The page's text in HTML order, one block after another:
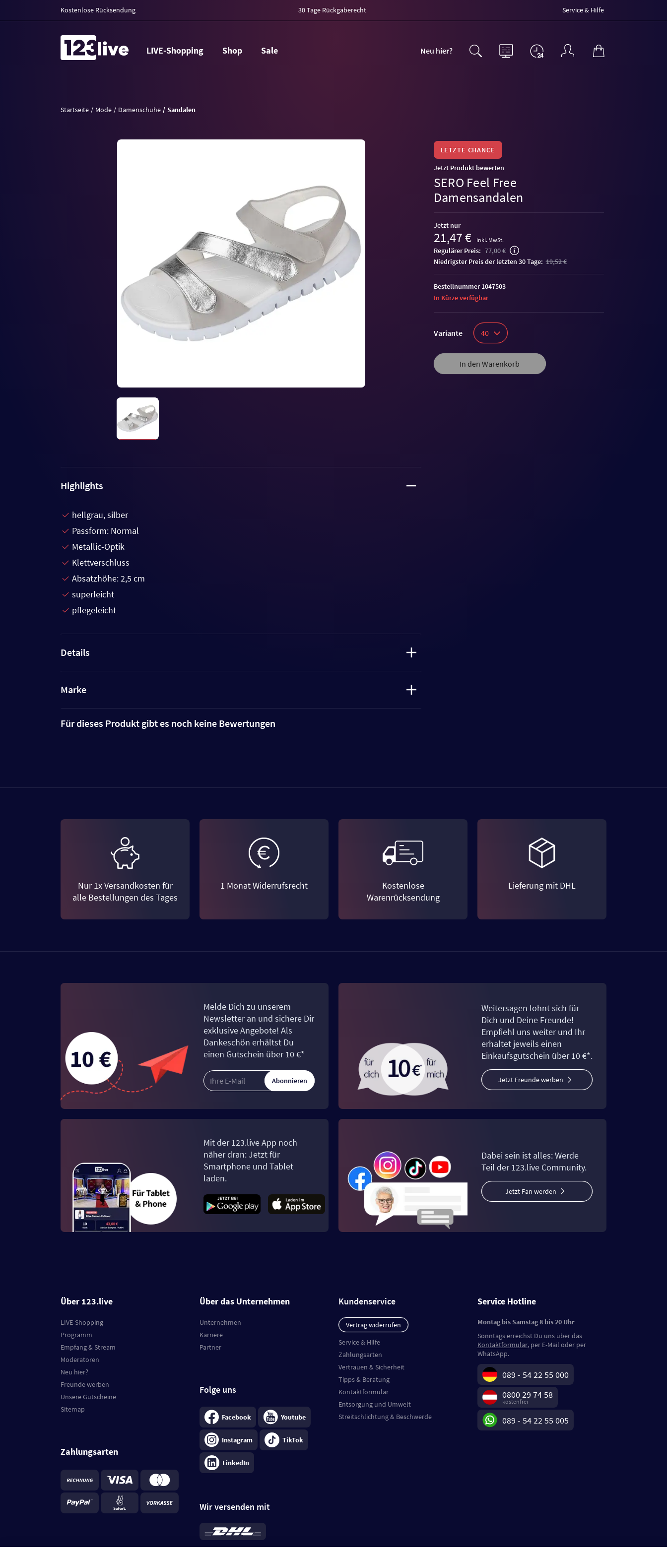
Kostenlose Rücksendung 30 Tage Rückgaberecht Service & Hilfe
LIVE-Shopping Shop Sale Neu hier?
Startseite Mode Damenschuhe Sandalen
LETZTE CHANCE
Jetzt Produkt bewerten
SERO Feel Free
Damensandalen
Jetzt nur
21,47 € inkl. MwSt.
Regulärer Preis: 77,00 €
niedrigster Preis der letzten 30 Tage: 19,52 €
Variante 40
In den Warenkorb
Bestellnummer 1047503
In Kürze verfügbar
Highlights
hellgrau, silber
Passform: Normal
Metallic-Optik
Klettverschluss
Absatzhöhe: 2,5 cm
superleicht
pflegeleicht
Details
Marke
Für dieses Produkt gibt es noch keine Bewertungen
Nur 1x Versandkosten für
alle Bestellungen des Tages
1 Monat Widerrufsrecht
Kostenlose
Warenrücksendung
Lieferung mit DHL
Melde Dich zu unserem
Newsletter an und sichere Dir
exklusive Angebote! Als
Dankeschön erhältst Du
einen Gutschein über 10 €*
Abonnieren
Weitersagen lohnt sich für
Dich und Deine Freunde!
Empfiehl uns weiter und Ihr
erhaltet jeweils einen
Einkaufsgutschein über 10 €*.
Jetzt Freunde werben
Mit der 123.live App noch
näher dran: Jetzt für
Smartphone und Tablet
laden.
Dabei sein ist alles: Werde
Teil der 123.live Community.
Jetzt Fan werden
Über 123.live
LIVE-Shopping
Programm
Empfang & Stream
Moderatoren
Neu hier?
Freunde werben
Unsere Gutscheine
Sitemap
Zahlungsarten
Über das Unternehmen
Unternehmen
Karriere
Partner
Folge uns
Facebook Youtube
Instagram TikTok
LinkedIn
Wir versenden mit
*Standard 6,95 €; bei Kühlware zzgl. 0,99 €
Kundenservice
Vertrag widerrufen
Service & Hilfe
Zahlungsarten
Vertrauen & Sicherheit
Tipps & Beratung
Kontaktformular
Entsorgung und Umwelt
Streitschlichtung & Beschwerde
Service Hotline
Montag bis Samstag 8 bis 20 Uhr
Sonntags erreichst Du uns über das
Kontaktformular, per E-Mail oder per
WhatsApp.
089 - 54 22 55 000
0800 29 74 58
kostenfrei
089 - 54 22 55 005